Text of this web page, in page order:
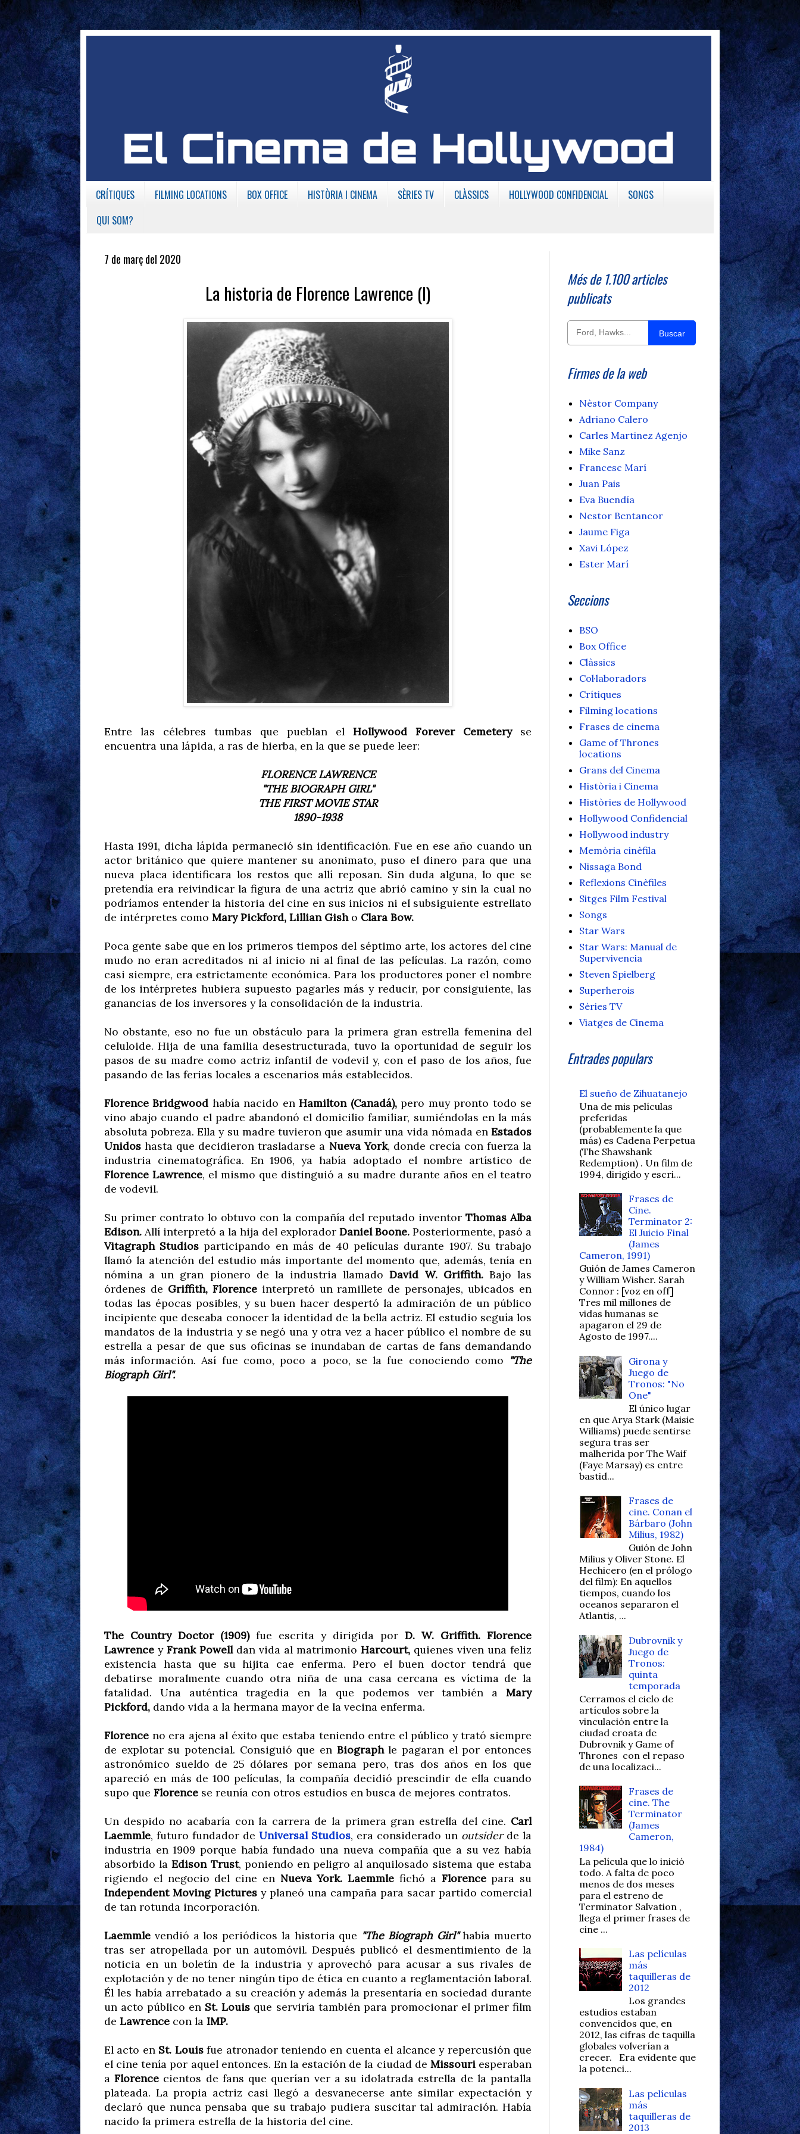
CRÍTIQUES FILMING LOCATIONS BOX OFFICE HISTÒRIA I CINEMA SÈRIES TV CLÀSSICS HOLLYWOOD CONFIDENCIAL
SONGS
QUI SOM?
7 de març del 2020
La historia de Florence Lawrence (I)
Entre las célebres tumbas que pueblan el Hollywood Forever Cemeteryse
encuentra una lápida, a ras de hierba, en la que se puede leer:
FLORENCE LAWRENCE
"THE BIOGRAPH GIRL"
THE FIRST MOVIE STAR
1890-1938
Hasta 1991, dicha lápida permaneció sin identificación. Fue en ese año cuando un
actor británico que quiere mantener su anonimato, puso el dinero para que una
nueva placa identificara los restos que allí reposan. Sin duda alguna, lo que se
pretendía era reivindicar la figura de una actriz que abrió camino y sin la cual no
podríamos entender la historia del cine en sus inicios ni el subsiguiente estrellato
de intérpretes como Mary Pickford, Lillian Gisho Clara Bow.
Poca gente sabe que en los primeros tiempos del séptimo arte, los actores del cine
mudo no eran acreditados ni al inicio ni al final de las películas. La razón, como
casi siempre, era estrictamente económica. Para los productores poner el nombre
de los intérpretes hubiera supuesto pagarles más y reducir, por consiguiente, las
ganancias de los inversores y la consolidación de la industria.
No obstante, eso no fue un obstáculo para la primera gran estrella femenina del
celuloide. Hija de una familia desestructurada, tuvo la oportunidad de seguir los
pasos de su madre como actriz infantil de vodevil y, con el paso de los años, fue
pasando de las ferias locales a escenarios más establecidos.
Florence Bridgwood había nacido enHamilton (Canadá),pero muy pronto todo se
vino abajo cuando el padre abandonó el domicilio familiar, sumiéndolas en la más
absoluta pobreza. Ella y su madre tuvieron que asumir una vida nómada en Estados
Unidos hasta que decidieron trasladarse a Nueva York, donde crecía con fuerza la
industria cinematográfica. En 1906, ya había adoptado el nombre artístico de
Florence Lawrence, el mismo que distinguió a su madre durante años en el teatro
de vodevil.
Su primer contrato lo obtuvo con la compañía del reputado inventor Thomas Alba
Edison. Allí interpretó a la hija del explorador Daniel Boone. Posteriormente, pasó a
Vitagraph Studios participando en más de 40 películas durante 1907. Su trabajo
llamó la atención del estudio más importante del momento que, además, tenía en
nómina a un gran pionero de la industria llamadoDavid W. Griffith.Bajo las
órdenes de Griffith, Florenceinterpretó un ramillete de personajes, ubicados en
todas las épocas posibles, y su buen hacer despertó la admiración de un público
incipiente que deseaba conocer la identidad de la bella actriz. El estudio seguía los
mandatos de la industria y se negó una y otra vez a hacer público el nombre de su
estrella a pesar de que sus oficinas se inundaban de cartas de fans demandando
más información. Así fue como, poco a poco, se la fue conociendo como "The
Biograph Girl".
The Country Doctor (1909) fue escrita y dirigida por D. W. Griffith. Florence
Lawrence yFrank Powell dan vida al matrimonio Harcourt, quienes viven una feliz
existencia hasta que su hijita cae enferma. Pero el buen doctor tendrá que
debatirse moralmente cuando otra niña de una casa cercana es víctima de la
fatalidad. Una auténtica tragedia en la que podemos ver también a Mary
Pickford, dando vida a la hermana mayor de la vecina enferma.
Florence no era ajena al éxito que estaba teniendo entre el público y trató siempre
de explotar su potencial. Consiguió que en Biographle pagaran el por entonces
astronómico sueldo de 25 dólares por semana pero, tras dos años en los que
apareció en más de 100 películas, la compañía decidió prescindir de ella cuando
supo que Florence se reunía con otros estudios en busca de mejores contratos.
Un despido no acabaría con la carrera de la primera gran estrella del cine. Carl
Laemmle, futuro fundador de Universal Studios, era considerado un outsiderde la
industria en 1909 porque había fundado una nueva compañía que a su vez había
absorbido laEdison Trust, poniendo en peligro al anquilosado sistema que estaba
rigiendo el negocio del cine en Nueva York. Laemmle fichó a Florencepara su
Independent Moving Pictures y planeó una campaña para sacar partido comercial
de tan rotunda incorporación.
Laemmle vendió a los periódicos la historia que "The Biograph Girl"había muerto
tras ser atropellada por un automóvil. Después publicó el desmentimiento de la
noticia en un boletín de la industria y aprovechó para acusar a sus rivales de
explotación y de no tener ningún tipo de ética en cuanto a reglamentación laboral.
Él les había arrebatado a su creación y además la presentaría en sociedad durante
un acto público en St. Louis que serviría también para promocionar el primer film
de Lawrence con la IMP.
El acto en St. Louisfue atronador teniendo en cuenta el alcance y repercusión que
el cine tenía por aquel entonces. En la estación de la ciudad de Missouriesperaban
aFlorence cientos de fans que querían ver a su idolatrada estrella de la pantalla
plateada. La propia actriz casi llegó a desvanecerse ante similar expectación y
declaró que nunca pensaba que su trabajo pudiera suscitar tal admiración. Había
nacido la primera estrella de la historia del cine.
Més de 1.100 articles
publicats
Buscar
Firmes de la web
Nèstor Company
Adriano Calero
Carles Martinez Agenjo
Mike Sanz
Francesc Marí
Juan Pais
Eva Buendía
Nestor Bentancor
Jaume Figa
Xavi López
Ester Marí
Seccions
BSO
Box Office
Clàssics
Col·laboradors
Crítiques
Filming locations
Frases de cinema
Game of Thrones
locations
Grans del Cinema
Història i Cinema
Històries de Hollywood
Hollywood Confidencial
Hollywood industry
Memòria cinèfila
Nissaga Bond
Reflexions Cinèfiles
Sitges Film Festival
Songs
Star Wars
Star Wars: Manual de
Supervivencia
Steven Spielberg
Superherois
Sèries TV
Viatges de Cinema
Entrades populars
El sueño de Zihuatanejo
Una de mis películas
preferidas
(probablemente la que
más) es Cadena Perpetua
(The Shawshank
Redemption) . Un film de
1994, dirigido y escri...
Frases de
Cine.
Terminator 2:
El Juicio Final
(James
Cameron, 1991)
Guión de James Cameron
y William Wisher. Sarah
Connor : [voz en off]
Tres mil millones de
vidas humanas se
apagaron el 29 de
Agosto de 1997....
Girona y
Juego de
Tronos: "No
One"
El único lugar
en que Arya Stark (Maisie
Williams) puede sentirse
segura tras ser
malherida por The Waif
(Faye Marsay) es entre
bastid...
Frases de
cine. Conan el
Bárbaro (John
Milius, 1982)
Guión de John
Milius y Oliver Stone. El
Hechicero (en el prólogo
del film): En aquellos
tiempos, cuando los
oceanos separaron el
Atlantis, ...
Dubrovnik y
Juego de
Tronos:
quinta
temporada
Cerramos el ciclo de
artículos sobre la
vinculación entre la
ciudad croata de
Dubrovnik y Game of
Thrones con el repaso
de una localizaci...
Frases de
cine. The
Terminator
(James
Cameron,
1984)
La película que lo inició
todo. A falta de poco
menos de dos meses
para el estreno de
Terminator Salvation ,
llega el primer frases de
cine ...
Las películas
más
taquilleras de
2012
Los grandes
estudios estaban
convencidos que, en
2012, las cifras de taquilla
globales volverían a
crecer. Era evidente que
la potenci...
Las películas
más
taquilleras de
2013